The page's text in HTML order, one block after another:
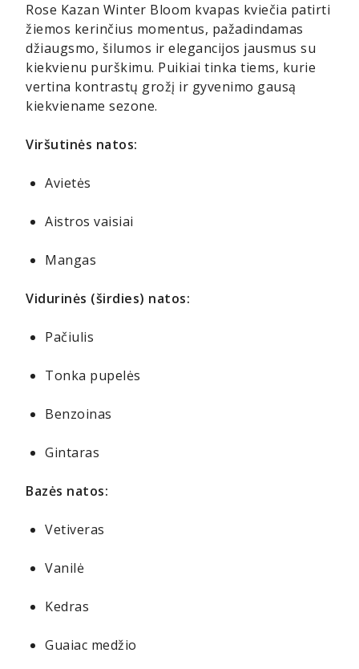
Rose Kazan Winter Bloom kvapas kviečia patirti
žiemos kerinčius momentus, pažadindamas
džiaugsmo, šilumos ir elegancijos jausmus su
kiekvienu purškimu. Puikiai tinka tiems, kurie
vertina kontrastų grožį ir gyvenimo gausą
kiekviename sezone.
Viršutinės natos:
Avietės
Aistros vaisiai
Mangas
Vidurinės (širdies) natos:
Pačiulis
Tonka pupelės
Benzoinas
Gintaras
Bazės natos:
Vetiveras
Vanilė
Kedras
Guaiac medžio